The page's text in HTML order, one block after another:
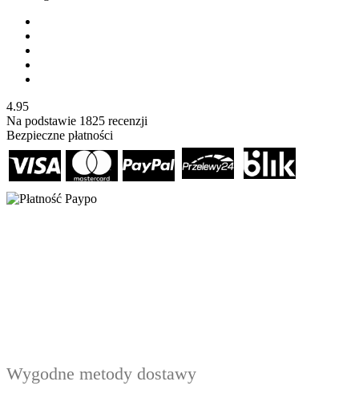
4.95
Na podstawie 1825 recenzji
Bezpieczne płatności
Wygodne metody dostawy